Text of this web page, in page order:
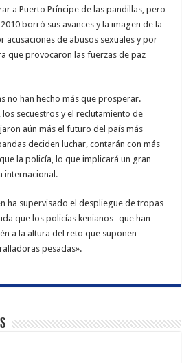
a Puerto Príncipe de las pandillas, pero
borró sus avances y la imagen de la
acusaciones de abusos sexuales y por
que provocaron las fuerzas de paz
no han hecho más que prosperar.
secuestros y el reclutamiento de
aún más el futuro del país más
deciden luchar, contarán con más
la policía, lo que implicará un gran
internacional.
ha supervisado el despliegue de tropas
que los policías kenianos -que han
a la altura del reto que suponen
pesadas».